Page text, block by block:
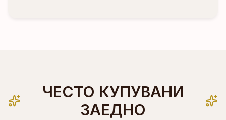
ЧЕСТО КУПУВАНИ
ЗАЕДНО